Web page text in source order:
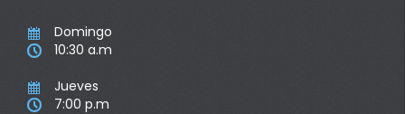
 Domingo
 10:30 a.m
 Jueves
 7:00 p.m